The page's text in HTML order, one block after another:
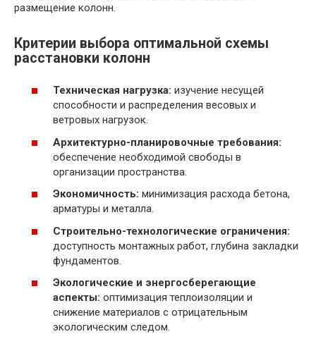
размещение колонн.
Критерии выбора оптимальной схемы
расстановки колонн
Техническая нагрузка: изучение несущей
способности и распределения весовых и
ветровых нагрузок.
Архитектурно-планировочные требования:
обеспечение необходимой свободы в
организации пространства.
Экономичность: минимизация расхода бетона,
арматуры и металла.
Строительно-технологические ограничения:
доступность монтажных работ, глубина закладки
фундаментов.
Экологические и энергосберегающие
аспекты: оптимизация теплоизоляции и
снижение материалов с отрицательным
экологическим следом.